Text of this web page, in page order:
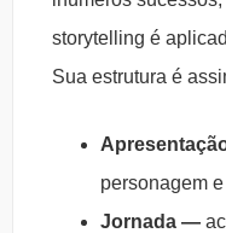
storytelling é
Sua estrutura é
personagem
Jornada —